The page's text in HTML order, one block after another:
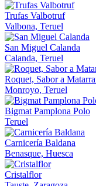
Trufas Valbotruf
Valbona, Teruel
San Miguel Calanda
Calanda, Teruel
Roquet, Sabor a
Monroyo, Teruel
Bigmat Pamplona Polo
Teruel
Carnicería Baldana
Benasque, Huesca
Cristalflor